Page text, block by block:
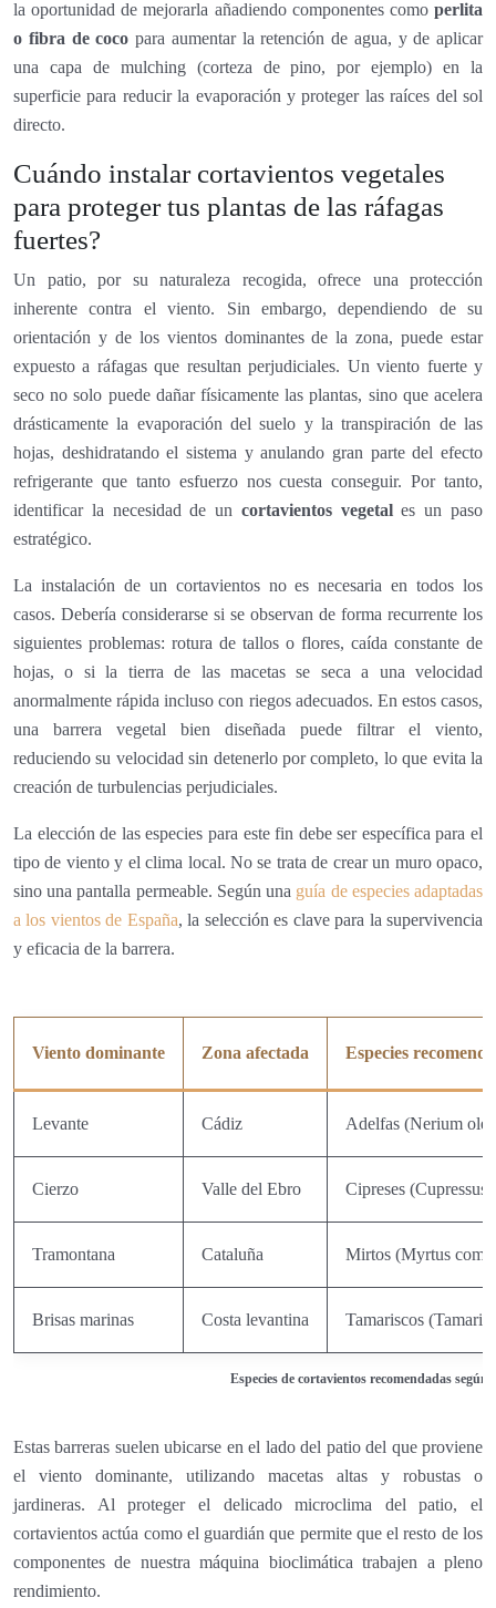
la oportunidad de mejorarla añadiendo componentes como perlita
o fibra de coco para aumentar la retención de agua, y de aplicar
una capa de mulching (corteza de pino, por ejemplo) en la
superficie para reducir la evaporación y proteger las raíces del sol
directo.
Cuándo instalar cortavientos vegetales
para proteger tus plantas de las ráfagas
fuertes?
Un patio, por su naturaleza recogida, ofrece una protección
inherente contra el viento. Sin embargo, dependiendo de su
orientación y de los vientos dominantes de la zona, puede estar
expuesto a ráfagas que resultan perjudiciales. Un viento fuerte y
seco no solo puede dañar físicamente las plantas, sino que acelera
drásticamente la evaporación del suelo y la transpiración de las
hojas, deshidratando el sistema y anulando gran parte del efecto
refrigerante que tanto esfuerzo nos cuesta conseguir. Por tanto,
identificar la necesidad de un cortavientos vegetales un paso
estratégico.
La instalación de un cortavientos no es necesaria en todos los
casos. Debería considerarse si se observan de forma recurrente los
siguientes problemas: rotura de tallos o flores, caída constante de
hojas, o si la tierra de las macetas se seca a una velocidad
anormalmente rápida incluso con riegos adecuados. En estos casos,
una barrera vegetal bien diseñada puede filtrar el viento,
reduciendo su velocidad sin detenerlo por completo, lo que evita la
creación de turbulencias perjudiciales.
La elección de las especies para este fin debe ser específica para el
tipo de viento y el clima local. No se trata de crear un muro opaco,
sino una pantalla permeable. Según una guía de especies adaptadas
a los vientos de España, la selección es clave para la supervivencia
y eficacia de la barrera.
Especies de cortavientos recomendadas
Viento dominante Zona afectada Especies
Levante Cádiz Adelfas (Nerium
Cierzo Valle del Ebro Cipreses (Cupressus
Tramontana Cataluña Mirtos (Myrtus
Brisas marinas Costa levantina Tamariscos (Tamarix)
Estas barreras suelen ubicarse en el lado del patio del que proviene
el viento dominante, utilizando macetas altas y robustas o
jardineras. Al proteger el delicado microclima del patio, el
cortavientos actúa como el guardián que permite que el resto de los
componentes de nuestra máquina bioclimática trabajen a pleno
rendimiento.